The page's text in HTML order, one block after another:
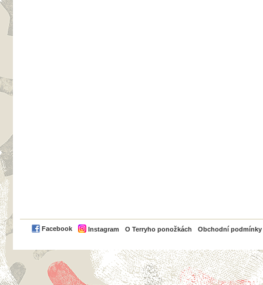
Facebook Instagram O Terryho ponožkách Obchodní podmínky
PayPal